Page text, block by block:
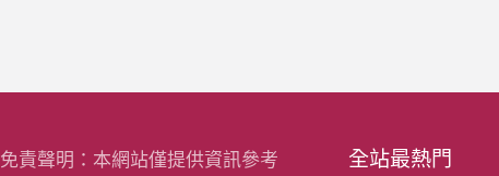
免責聲明：本網站僅提供資訊參考
全站最熱門